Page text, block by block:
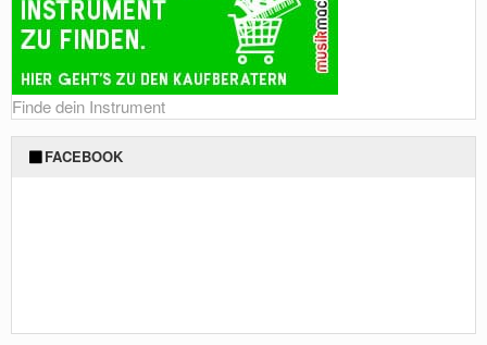
Finde dein Instrument
FACEBOOK